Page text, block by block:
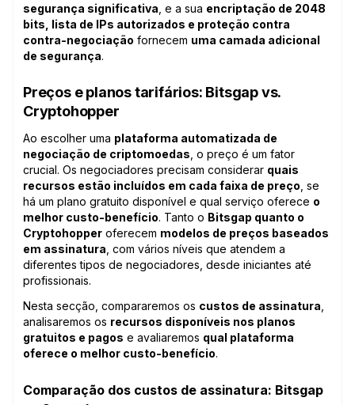
segurança significativa , e a sua encriptação de 2048
bits, lista de IPs autorizados e proteção contra
contra-negociação fornecem uma camada adicional
de segurança.
Preços e planos tarifários: Bitsgap vs.
Cryptohopper
Ao escolher uma plataforma automatizada de
negociação de criptomoedas , o preço é um fator
crucial. Os negociadores precisam considerar quais
recursos estão incluídos em cada faixa de preço , se
há um plano gratuito disponível e qual serviço oferece o
melhor custo-benefício. Tanto o Bitsgap quanto o
Cryptohopper oferecem modelos de preços baseados
em assinatura , com vários níveis que atendem a
diferentes tipos de negociadores, desde iniciantes até
profissionais.
Nesta secção, compararemos os custos de assinatura
analisaremos os recursos disponíveis nos planos
gratuitos e pagos e avaliaremos qual plataforma
oferece o melhor custo-benefício.
Comparação dos custos de assinatura: Bitsgap